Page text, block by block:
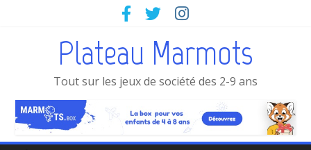
Plateau Marmots
Tout sur les jeux de société des 2-9 ans